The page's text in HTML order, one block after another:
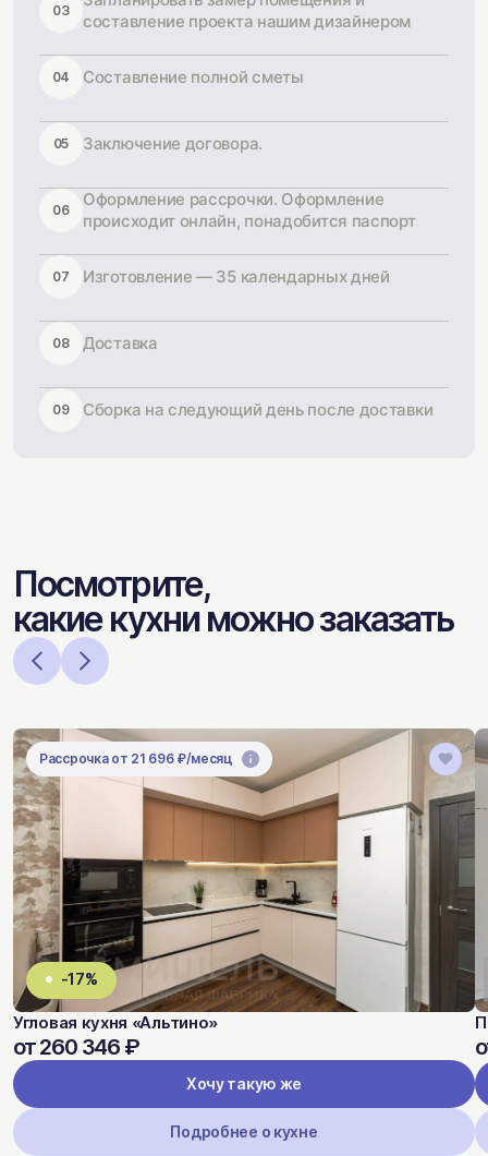
03
составление проекта нашим дизайнером
04 Составление полной сметы
05 Заключение договора.
06
Оформление рассрочки. Оформление
происходит онлайн, понадобится паспорт
07 Изготовление — 35 календарных дней
08 Доставка
09 Сборка на следующий день после доставки
Посмотрите,
какие кухни можно заказать
Рассрочка от 21 696 ₽/месяц
-17%
Угловая кухня «Альтино»
от 260 346 ₽
Хочу такую же
Подробнее о кухне